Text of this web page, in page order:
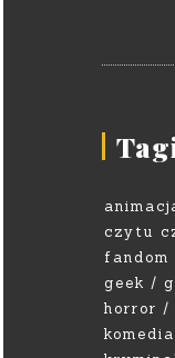
czytu
fandom
geek
horror
komedia